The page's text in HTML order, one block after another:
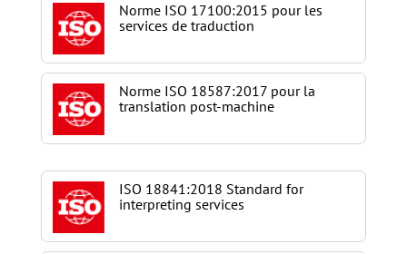
Norme ISO 17100:2015 pour les
services de traduction
Norme ISO 18587:2017 pour la
translation post-machine
ISO 18841:2018 Standard for
interpreting services